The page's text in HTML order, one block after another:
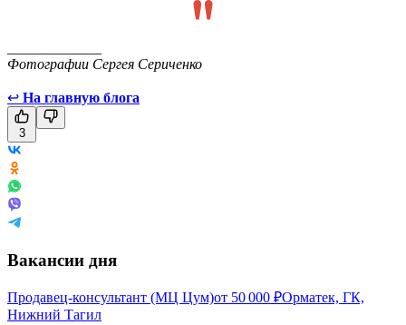
Фотографии Сергея Сериченко
↩ На главную блога
3
Вакансии дня
Продавец-консультант (МЦ Цум)от 50 000 ₽Орматек, ГК,
Нижний Тагил